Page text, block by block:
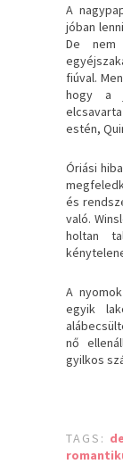
A
jóban
De
fiúval.
hogy a
estén,
Óriási
és
való.
holtan
A
egyik
nő
gyilkos
TAGS: